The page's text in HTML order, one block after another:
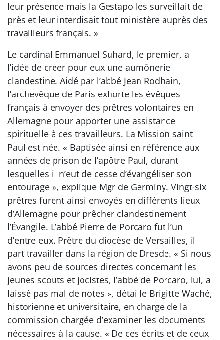
leur présence mais la Gestapo les surveillait de
près et leur interdisait tout ministère auprès des
travailleurs français. »
Le cardinal Emmanuel Suhard, le premier, a
l’idée de créer pour eux une aumônerie
clandestine. Aidé par l’abbé Jean Rodhain,
l’archevêque de Paris exhorte les évêques
français à envoyer des prêtres volontaires en
Allemagne pour apporter une assistance
spirituelle à ces travailleurs. La Mission saint
Paul est née. « Baptisée ainsi en référence aux
années de prison de l’apôtre Paul, durant
lesquelles il n’eut de cesse d’évangéliser son
entourage », explique Mgr de Germiny. Vingt-six
prêtres furent ainsi envoyés en différents lieux
d’Allemagne pour prêcher clandestinement
l’Évangile. L’abbé Pierre de Porcaro fut l’un
d’entre eux. Prêtre du diocèse de Versailles, il
part travailler dans la région de Dresde. « Si nous
avons peu de sources directes concernant les
jeunes scouts et jocistes, l’abbé de Porcaro, lui, a
laissé pas mal de notes », détaille Brigitte Waché,
historienne et universitaire, en charge de la
commission chargée d’examiner les documents
nécessaires à la cause. « De ces écrits et de ceux